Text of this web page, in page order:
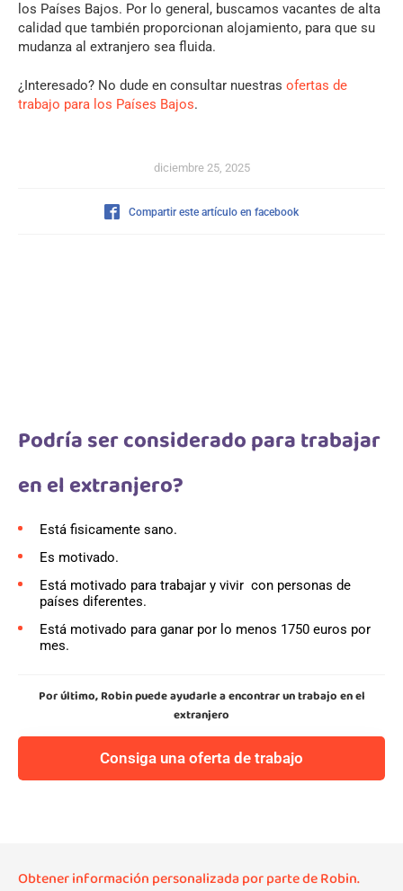
los Países Bajos. Por lo general, buscamos vacantes de alta
calidad que también proporcionan alojamiento, para que su
mudanza al extranjero sea fluida.
¿Interesado? No dude en consultar nuestras ofertas de
trabajo para los Países Bajos.
diciembre 25, 2025
Compartir este artículo en facebook
Podría ser considerado para trabajar
en el extranjero?
Está fisicamente sano.
Es motivado.
Está motivado para trabajar y vivir con personas de
países diferentes.
Está motivado para ganar por lo menos 1750 euros por
mes.
Por último, Robin puede ayudarle a encontrar un trabajo en el
extranjero
Consiga una oferta de trabajo
Obtener información personalizada por parte de Robin.